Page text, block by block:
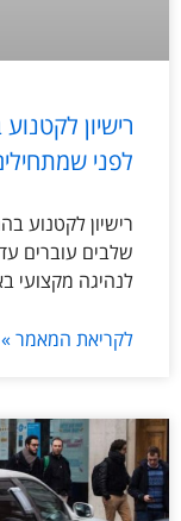
רישיון
לפני
שלבים עוברים
לנהיגה מקצועי
לקריאת המאמר »